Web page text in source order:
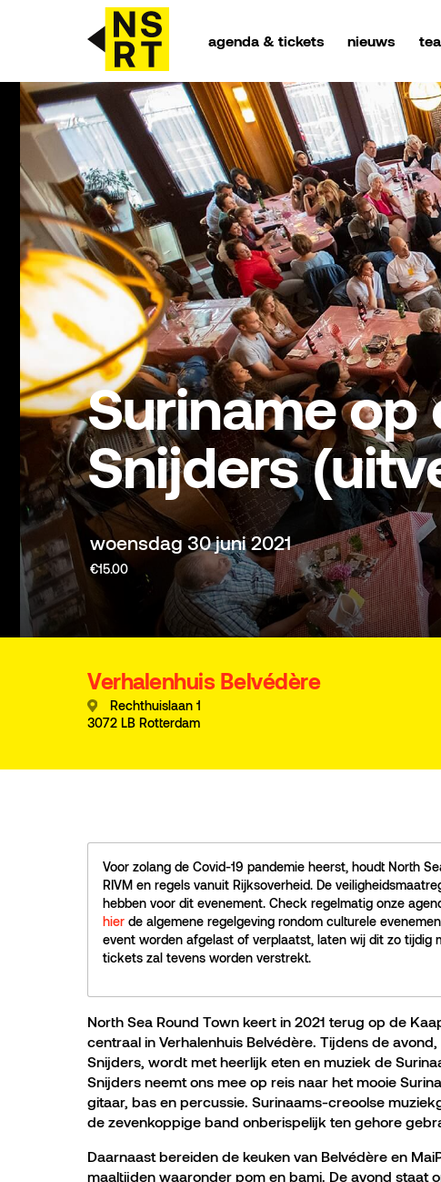
agenda & tickets nieuws
agenda & tickets
nieuws
team
over NSRT
partners
Suriname op
Snijders
woensdag 30 juni 2021
€15.00
Verhalenhuis Belvédère
Rechthuislaan 1
3072 LB Rotterdam
Voor zolang de Covid-19 pandemie heerst, houdt North
RIVM en regels vanuit Rijksoverheid. De
hebben voor dit evenement. Check regelmatig onze
hier de algemene regelgeving rondom culturele
event worden afgelast of verplaatst, laten wij dit zo tijdig
tickets zal tevens worden verstrekt.
North Sea Round Town keert in 2021 terug op de
centraal in Verhalenhuis Belvédère. Tijdens de
Snijders, wordt met heerlijk eten en muziek de
Snijders neemt ons mee op reis naar het mooie
gitaar, bas en percussie. Surinaams-creoolse
de zevenkoppige band onberispelijk ten gehore
Daarnaast bereiden de keuken van Belvédère en
maaltijden waaronder pom en bami. De avond staat